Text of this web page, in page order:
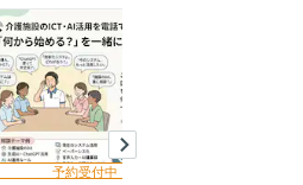
予約受付中